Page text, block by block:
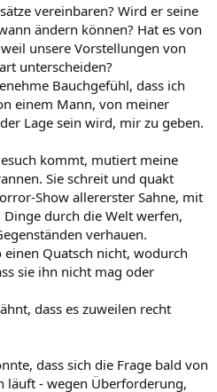
vereinbaren? Wird er seine
ändern können? Hat es von
unsere Vorstellungen von
unterscheiden?
Bauchgefühl, dass ich
einem Mann, von meiner
Lage sein wird, mir zu geben.
kommt, mutiert meine
Sie schreit und quakt
Show allererster Sahne, mit
durch die Welt werfen,
verhauen.
Quatsch nicht, wodurch
sie ihn nicht mag oder
dass es zuweilen recht
dass sich die Frage bald von
läuft - wegen Überforderung,